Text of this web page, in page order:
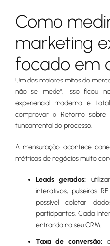
Como
marketing
focado em
Um dos maiores mitos do
não se mede”. Isso ficou
experiencial moderno é
comprovar o Retorno
fundamental do processo.
A mensuração acontece
métricas de negócios muito
Leads gerados:
interativos, pulseiras
possível coletar
participantes. Cada
entrando no seu CRM.
Taxa de conversão: